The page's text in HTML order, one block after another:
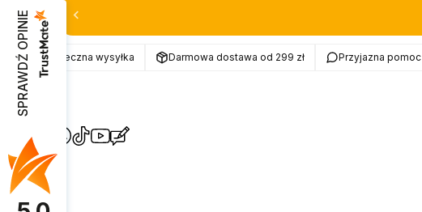
Bezpieczna wysyłka Darmowa dostawa od 299 zł Przyjazna pomoc
(Otwiera
się
w
nowej
karcie)
(Otwiera
się
w
(Otwiera
się
(Otwiera
się
(Otwiera
się
(Otwiera
SPRAWDŹ OPINIE